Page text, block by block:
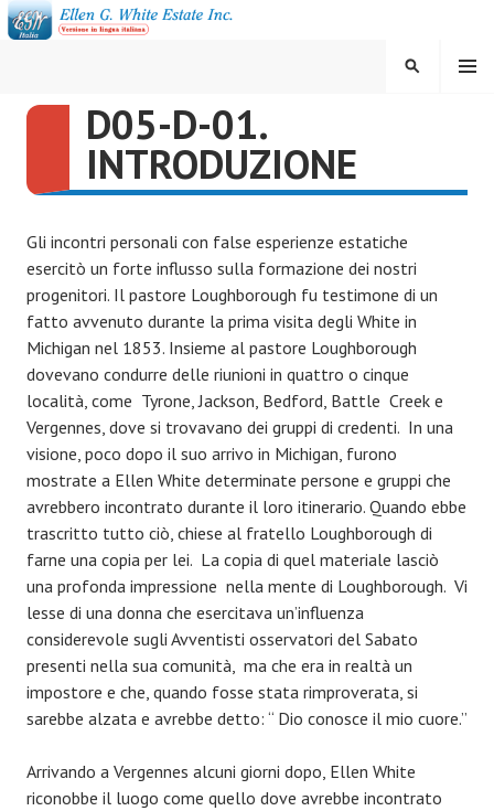
Vai
al
ELLEN G. WHITE ESTATE
INC.
MENU
CERCA
D05-D-01.
INTRODUZIONE
Gli incontri personali con false esperienze estatiche
esercitò un forte influsso sulla formazione dei nostri
progenitori. Il pastore Loughborough fu testimone di un
fatto avvenuto durante la prima visita degli White in
Michigan nel 1853. Insieme al pastore Loughborough
dovevano condurre delle riunioni in quattro o cinque
località, come Tyrone, Jackson, Bedford, Battle Creek e
Vergennes, dove si trovavano dei gruppi di credenti. In una
visione, poco dopo il suo arrivo in Michigan, furono
mostrate a Ellen White determinate persone e gruppi che
avrebbero incontrato durante il loro itinerario. Quando ebbe
trascritto tutto ciò, chiese al fratello Loughborough di
farne una copia per lei. La copia di quel materiale lasciò
una profonda impressione nella mente di Loughborough. Vi
lesse di una donna che esercitava un’influenza
considerevole sugli Avventisti osservatori del Sabato
presenti nella sua comunità, ma che era in realtà un
impostore e che, quando fosse stata rimproverata, si
sarebbe alzata e avrebbe detto: “ Dio conosce il mio cuore.”
Arrivando a Vergennes alcuni giorni dopo, Ellen White
riconobbe il luogo come quello dove avrebbe incontrato